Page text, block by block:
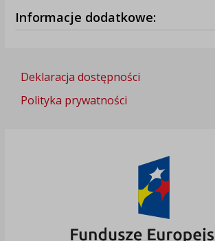
Informacje dodatkowe:
Deklaracja dostępności
Polityka prywatności